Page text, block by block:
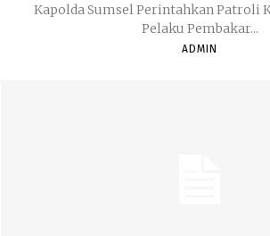
Kapolda Sumsel Perintahkan Patroli
Pelaku Pembakar...
ADMIN